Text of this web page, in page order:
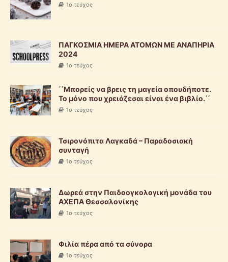
1ο τεύχος
ΠΑΓΚΟΣΜΙΑ ΗΜΕΡΑ ΑΤΟΜΩΝ ΜΕ ΑΝΑΠΗΡΙΑ
2024
1ο τεύχος
΄΄Μπορείς να βρεις τη μαγεία οπουδήποτε.
Το μόνο που χρειάζεσαι είναι ένα βιβλίο.΄΄
1ο τεύχος
Τσιρονόπιτα Λαγκαδά – Παραδοσιακή
συνταγή
1ο τεύχος
Δωρεά στην Παιδοογκολογική μονάδα του
ΑΧΕΠΑ Θεσσαλονίκης
1ο τεύχος
Φιλία πέρα από τα σύνορα
1ο τεύχος